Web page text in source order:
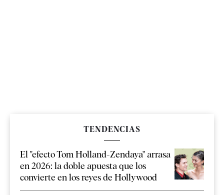
TENDENCIAS
El "efecto Tom Holland-Zendaya" arrasa
en 2026: la doble apuesta que los
convierte en los reyes de Hollywood